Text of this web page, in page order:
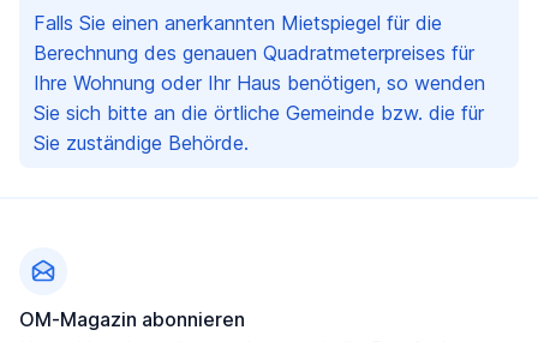
Falls Sie einen anerkannten Mietspiegel für die
Berechnung des genauen Quadratmeterpreises für
Ihre Wohnung oder Ihr Haus benötigen, so wenden
Sie sich bitte an die örtliche Gemeinde bzw. die für
Sie zuständige Behörde.
OM-Magazin abonnieren